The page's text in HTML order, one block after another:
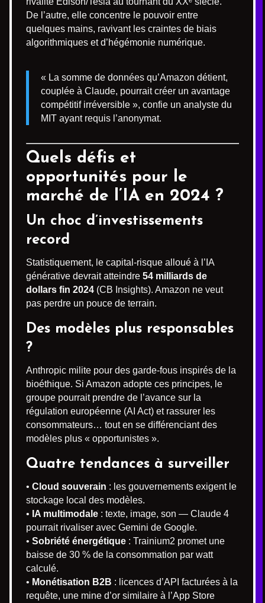
De l’autre, elle concentre le pouvoir entre
quelques mains, ravivant les craintes de biais
algorithmiques et d’hégémonie numérique.
« La somme de données qu’Amazon détient,
couplée à Claude, pourrait créer un avantage
compétitif irréversible », confie un analyste du
MIT ayant requis l’anonymat.
Quels défis et
opportunités pour le
marché de l’IA en 2024 ?
Un choc d’investissements
record
Statistiquement, le capital-risque alloué à l’IA
générative devrait atteindre 54 milliards de
dollars fin 2024 (CB Insights). Amazon ne veut
pas perdre un pouce de terrain.
Des modèles plus responsables
?
Anthropic milite pour des garde-fous inspirés de la
bioéthique. Si Amazon adopte ces principes, le
groupe pourrait prendre de l’avance sur la
régulation européenne (AI Act) et rassurer les
consommateurs… tout en se différenciant des
modèles plus « opportunistes ».
Quatre tendances à surveiller
• Cloud souverain : les gouvernements exigent le
stockage local des modèles.
• IA multimodale : texte, image, son — Claude 4
pourrait rivaliser avec Gemini de Google.
• Sobriété énergétique : Trainium2 promet une
baisse de 30 % de la consommation par watt
calculé.
• Monétisation B2B : licences d’API facturées à la
requête, une mine d’or similaire à l’App Store